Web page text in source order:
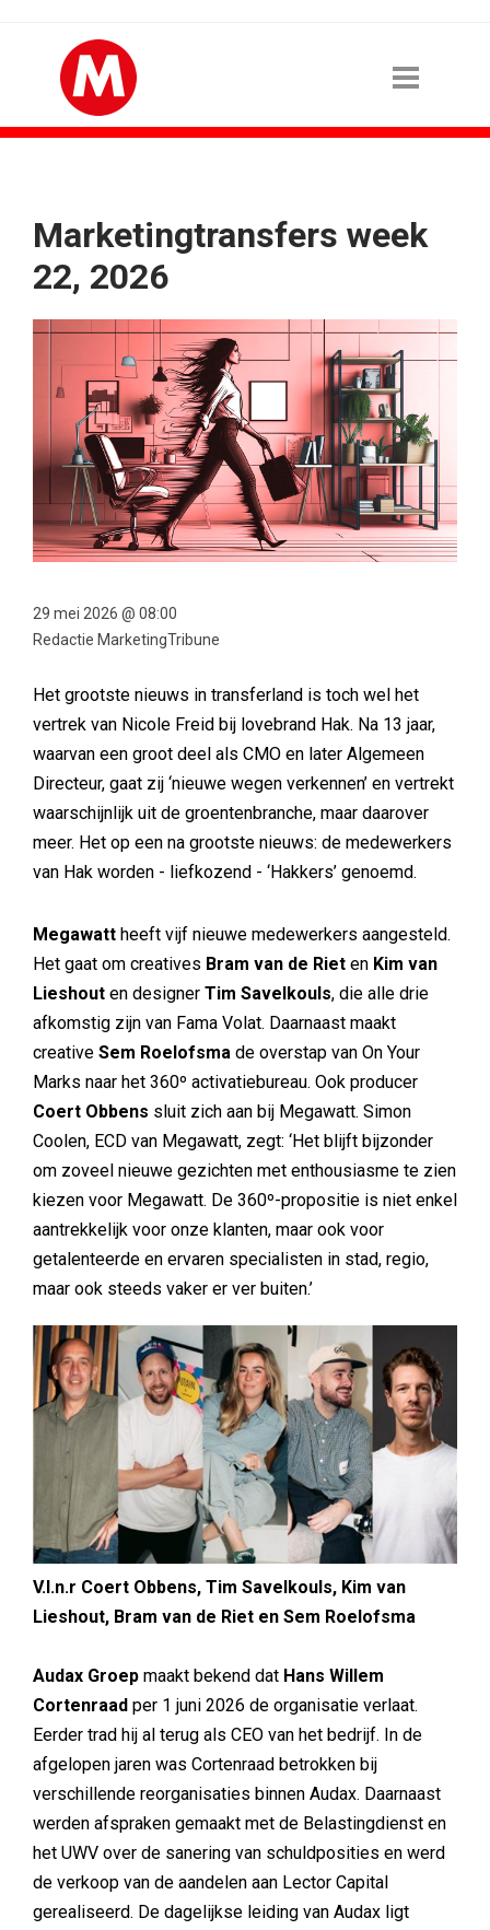
Marketingtransfers week
22, 2026
29 mei 2026 @ 08:00
Redactie MarketingTribune
Het grootste nieuws in transferland is toch wel het
vertrek van Nicole Freid bij lovebrand Hak. Na 13 jaar,
waarvan een groot deel als CMO en later Algemeen
Directeur, gaat zij ‘nieuwe wegen verkennen’ en vertrekt
waarschijnlijk uit de groentenbranche, maar daarover
meer. Het op een na grootste nieuws: de medewerkers
van Hak worden - liefkozend - ‘Hakkers’ genoemd.
Megawatt heeft vijf nieuwe medewerkers aangesteld.
Het gaat om creatives Bram van de Riet en Kim van
Lieshout en designer Tim Savelkouls, die alle drie
afkomstig zijn van Fama Volat. Daarnaast maakt
creative Sem Roelofsma de overstap van On Your
Marks naar het 360º activatiebureau. Ook producer
Coert Obbens sluit zich aan bij Megawatt. Simon
Coolen, ECD van Megawatt, zegt: ‘Het blijft bijzonder
om zoveel nieuwe gezichten met enthousiasme te zien
kiezen voor Megawatt. De 360º-propositie is niet enkel
aantrekkelijk voor onze klanten, maar ook voor
getalenteerde en ervaren specialisten in stad, regio,
maar ook steeds vaker er ver buiten.’
V.l.n.r Coert Obbens, Tim Savelkouls, Kim van
Lieshout, Bram van de Riet en Sem Roelofsma
Audax Groep maakt bekend dat Hans Willem
Cortenraad per 1 juni 2026 de organisatie verlaat.
Eerder trad hij al terug als CEO van het bedrijf. In de
afgelopen jaren was Cortenraad betrokken bij
verschillende reorganisaties binnen Audax. Daarnaast
werden afspraken gemaakt met de Belastingdienst en
het UWV over de sanering van schuldposities en werd
de verkoop van de aandelen aan Lector Capital
gerealiseerd. De dagelijkse leiding van Audax ligt